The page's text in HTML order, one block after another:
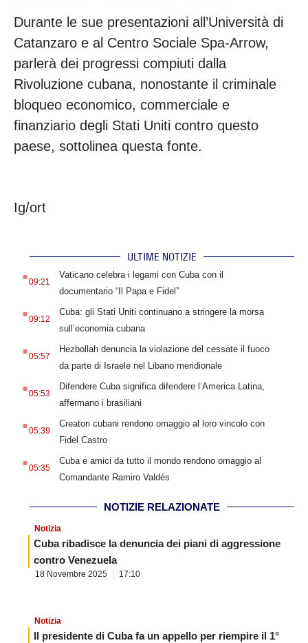
Durante le sue presentazioni all’Università di
Catanzaro e al Centro Sociale Spa-Arrow,
parlerà dei progressi compiuti dalla
Rivoluzione cubana, nonostante il criminale
bloqueo economico, commerciale e
finanziario degli Stati Uniti contro questo
paese, sottolinea questa fonte.
Ig/ort
ULTIME NOTIZIE
.09:21
Vaticano celebra i legami con Cuba con il
documentario “Il Papa e Fidel”
.09:12
Cuba: gli Stati Uniti continuano a stringere la morsa
sull’economia cubana
.05:57
Hezbollah denuncia la violazione del cessate il fuoco
da parte di Israele nel Libano meridionale
.05:53
Difendere Cuba significa difendere l’America Latina,
affermano i brasiliani
.05:39
Creatori cubani rendono omaggio al loro vincolo con
Fidel Castro
.05:35
Cuba e amici da tutto il mondo rendono omaggio al
Comandante Ramiro Valdés
NOTIZIE RELAZIONATE
Notizia
Cuba ribadisce la denuncia dei piani di aggressione
contro Venezuela
18 Novembre 2025 17:10
Notizia
Il presidente di Cuba fa un appello per riempire il 1°